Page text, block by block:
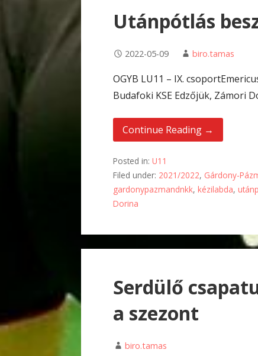
Utánpótlás
2022-05-09 biro.tamas
OGYB LU11 – IX.
Budafoki KSE Edzőjük, Zámori
Continue Reading →
Posted in:U11
Filed under: 2021/2022, Gárdony-
gardonypazmandnkk,kézilabda,
Dorina
Serdülő
a szezont
biro.tamas